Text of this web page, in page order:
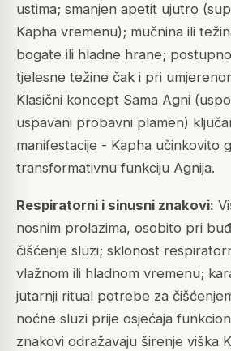
ustima; smanjen apetit ujutro
Kapha vremenu); mučnina ili
bogate ili hladne hrane;
tjelesne težine čak i pri
Klasični koncept Sama Agni
uspavani probavni plamen)
manifestacije - Kapha učinkovito
transformativnu funkciju Agnija.
Respiratorni i sinusni znakovi:
nosnim prolazima, osobito pri
čišćenje sluzi; sklonost
vlažnom ili hladnom vremenu;
jutarnji ritual potrebe za
noćne sluzi prije osjećaja
znakovi odražavaju širenje viška